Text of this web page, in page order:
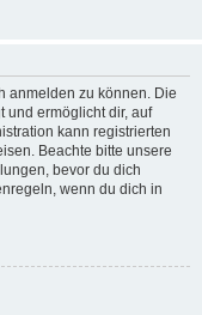
anmelden zu können. Die
und ermöglicht dir, auf
kann registrierten
Beachte bitte unsere
bevor du dich
wenn du dich in